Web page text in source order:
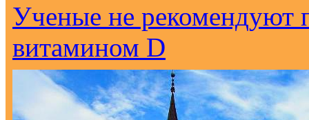
Ученые не рекомендуют
витамином D